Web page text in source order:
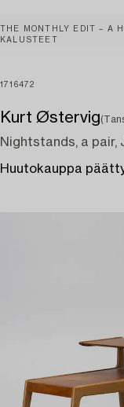
THE MONTHLY EDIT – A
KALUSTEET
1716472
Kurt Østervig
Nightstands, a pair,
Huutokauppa